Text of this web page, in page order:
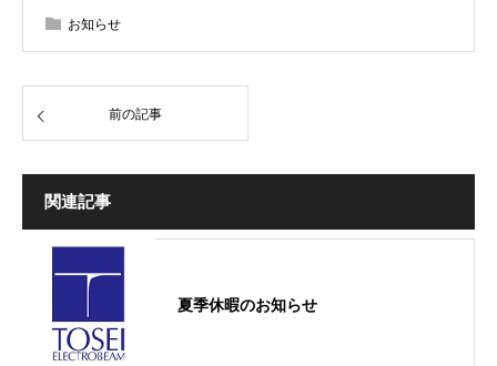
お知らせ
前の記事
関連記事
夏季休暇のお知らせ